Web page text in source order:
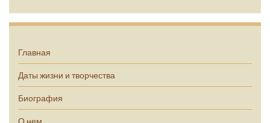
Главная
Даты жизни и творчества
Биография